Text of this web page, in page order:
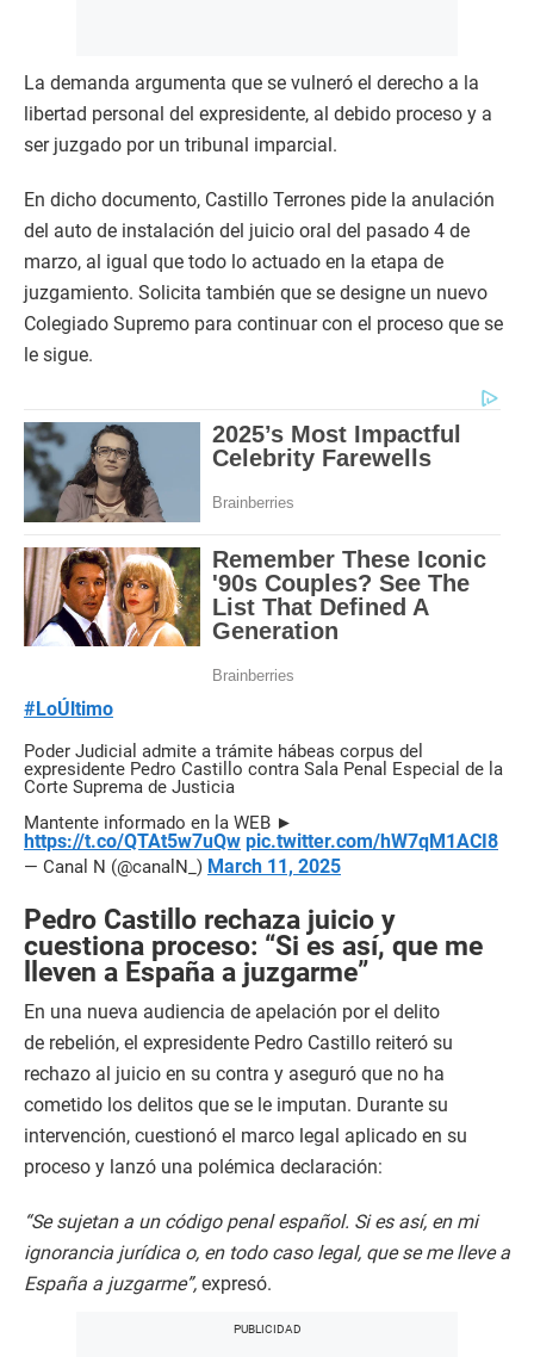
La demanda argumenta que se vulneró el derecho a la
libertad personal del expresidente, al debido proceso y a
ser juzgado por un tribunal imparcial.
En dicho documento, Castillo Terrones pide la anulación
del auto de instalación del juicio oral del pasado 4 de
marzo, al igual que todo lo actuado en la etapa de
juzgamiento. Solicita también que se designe un nuevo
Colegiado Supremo para continuar con el proceso que se
le sigue.
#LoÚltimo
Poder Judicial admite a trámite hábeas corpus del
expresidente Pedro Castillo contra Sala Penal Especial de la
Corte Suprema de Justicia
Mantente informado en la WEB ►
https://t.co/QTAt5w7uQw pic.twitter.com/hW7qM1ACI8
— Canal N (@canalN_) March 11, 2025
Pedro Castillo rechaza juicio y
cuestiona proceso: “Si es así, que me
lleven a España a juzgarme”
En una nueva audiencia de apelación por el delito
de rebelión, el expresidente Pedro Castillo reiteró su
rechazo al juicio en su contra y aseguró que no ha
cometido los delitos que se le imputan. Durante su
intervención, cuestionó el marco legal aplicado en su
proceso y lanzó una polémica declaración:
“Se sujetan a un código penal español. Si es así, en mi
ignorancia jurídica o, en todo caso legal, que se me lleve a
España a juzgarme”, expresó.